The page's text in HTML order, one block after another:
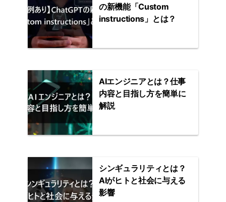
の新機能「Custom
instructions」とは？
AIエンジニアとは？仕事
内容と目指し方を簡単に
解説
シンギュラリティとは？
AIがヒトと社会に与える
影響